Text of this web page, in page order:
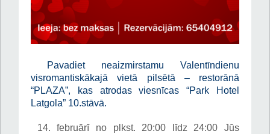
Pavadiet neaizmirstamu Valentīndienu
visromantiskākajā vietā pilsētā – restorānā
“PLAZA”, kas atrodas viesnīcas “Park Hotel
Latgola” 10.stāvā.
14. februārī no plkst. 20:00 līdz 24:00 Jūs